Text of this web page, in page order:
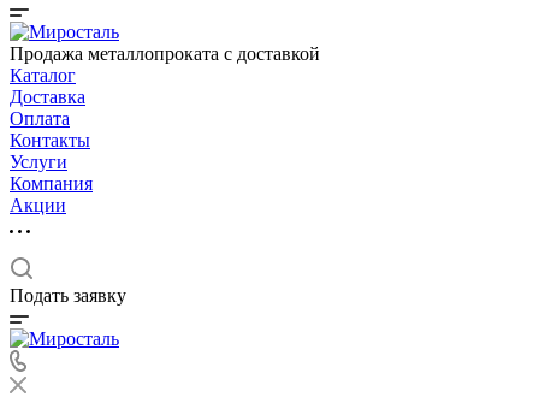
Продажа металлопроката с доставкой
Каталог
Доставка
Оплата
Контакты
Услуги
Компания
Акции
Подать заявку